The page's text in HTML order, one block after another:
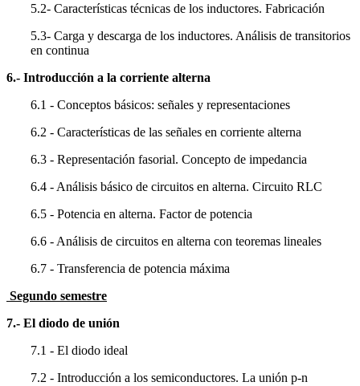
5.2- Características técnicas de los inductores. Fabricación
5.3- Carga y descarga de los inductores. Análisis de transitorios
en continua
6.- Introducción a la corriente alterna
6.1 - Conceptos básicos: señales y representaciones
6.2 - Características de las señales en corriente alterna
6.3 - Representación fasorial. Concepto de impedancia
6.4 - Análisis básico de circuitos en alterna. Circuito RLC
6.5 - Potencia en alterna. Factor de potencia
6.6 - Análisis de circuitos en alterna con teoremas lineales
6.7 - Transferencia de potencia máxima
Segundo semestre
7.- El diodo de unión
7.1 - El diodo ideal
7.2 - Introducción a los semiconductores. La unión p-n